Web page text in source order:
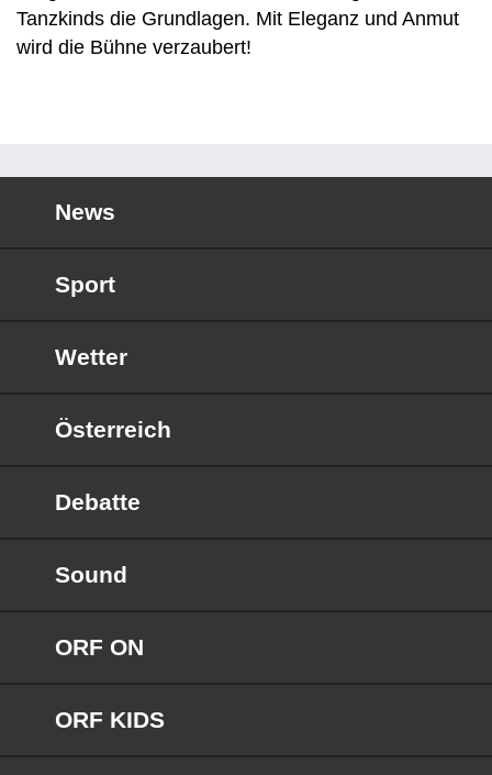
Tanzkinds die Grundlagen. Mit Eleganz und Anmut
wird die Bühne verzaubert!
News
Sport
Wetter
Österreich
Debatte
Sound
ORF ON
ORF KIDS